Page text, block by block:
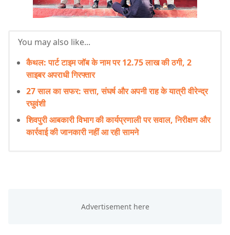
You may also like...
कैथल: पार्ट टाइम जॉब के नाम पर 12.75 लाख की ठगी, 2
साइबर अपराधी गिरफ्तार
27 साल का सफर: सत्ता, संघर्ष और अपनी राह के यात्री वीरेन्द्र
रघुवंशी
शिवपुरी आबकारी विभाग की कार्यप्रणाली पर सवाल, निरीक्षण और
कार्रवाई की जानकारी नहीं आ रही सामने